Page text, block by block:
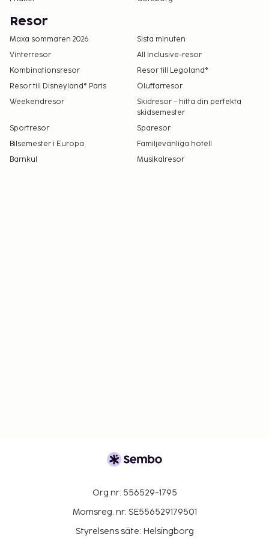
Resor
Maxa sommaren 2026
Sista minuten
Vinterresor
All Inclusive-resor
Kombinationsresor
Resor till Legoland®
Resor till Disneyland® Paris
Öluffarresor
Weekendresor
Skidresor – hitta din perfekta
skidsemester
Sportresor
Sparesor
Bilsemester i Europa
Familjevänliga hotell
Barnkul
Musikalresor
Org nr: 556529-1795
Momsreg. nr: SE556529179501
Styrelsens säte: Helsingborg